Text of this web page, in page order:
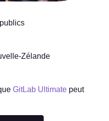
Zélande
GitLab Ultimate peut